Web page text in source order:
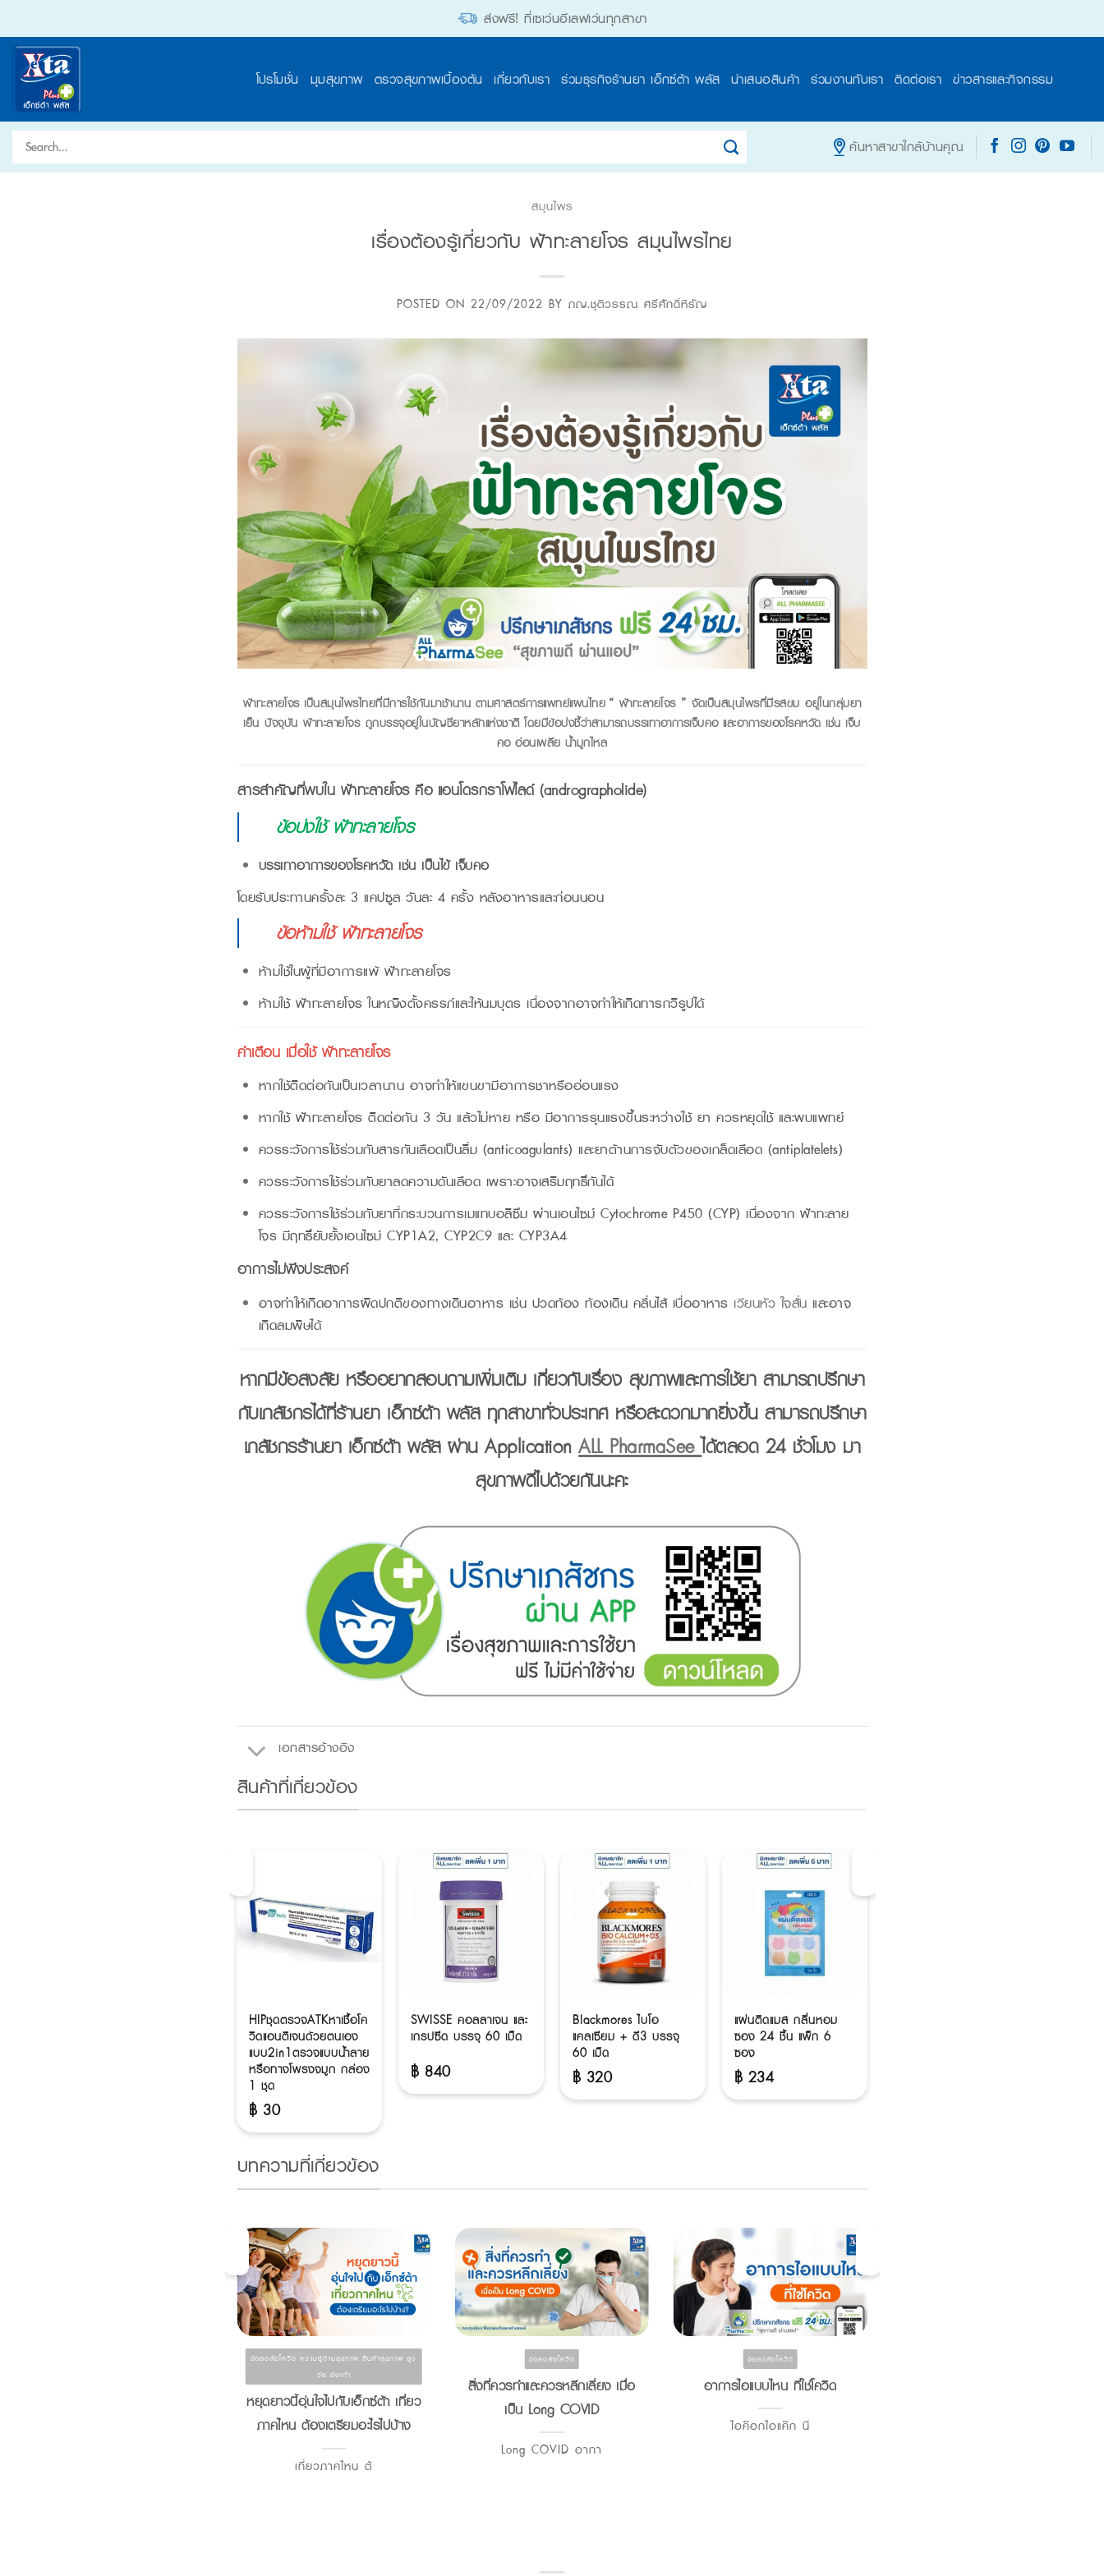
content
ส่งฟรี! ที่เซเว่นอีเลฟเว่นทุกสาขา
โปรโมชั่น มุมสุขภาพ ตรวจสุขภาพเบื้องต้น เกี่ยวกับเรา ร่วมธุรกิจร้านยา เอ็กซ์ต้า พลัส นำเสนอสินค้า ร่วมงานกับเรา ติดต่อเรา ข่าวสารและกิจกรรม
Search
for:
ค้นหาสาขาใกล้บ้านคุณ
สมุนไพร
เรื่องต้องรู้เกี่ยวกับ ฟ้าทะลายโจร สมุนไพรไทย
POSTED ON 22/09/2022 BY ภญ.ชุติวรรณ ศรีศักดิ์หิรัญ
ฟ้าทะลายโจร เป็นสมุนไพรไทยที่มีการใช้กันมาช้านาน ตามศาสตร์การแพทย์แผนไทย “ ฟ้าทะลายโจร ” จัดเป็นสมุนไพรที่มีรสขม อยู่ในกลุ่มยา
เย็น ปัจจุบัน ฟ้าทะลายโจร ถูกบรรจุอยู่ในบัญชียาหลักแห่งชาติ โดยมีข้อบ่งชี้ว่าสามารถบรรเทาอาการเจ็บคอ และอาการของโรคหวัด เช่น เจ็บ
คอ อ่อนเพลีย น้ำมูกไหล
สารสำคัญที่พบใน ฟ้าทะลายโจร คือ แอนโดรกราโฟไลด์ (andrographolide)
ข้อบ่งใช้ ฟ้าทะลายโจร
บรรเทาอาการของโรคหวัด เช่น เป็นไข้ เจ็บคอ
โดยรับประทานครั้งละ 3 แคปซูล วันละ 4 ครั้ง หลังอาหารและก่อนนอน
ข้อห้ามใช้ ฟ้าทะลายโจร
ห้ามใช้ในผู้ที่มีอาการแพ้ ฟ้าทะลายโจร
ห้ามใช้ ฟ้าทะลายโจร ในหญิงตั้งครรภ์และให้นมบุตร เนื่องจากอาจทำให้เกิดทารกวิรูปได้
คำเตือน เมื่อใช้ ฟ้าทะลายโจร
หากใช้ติดต่อกันเป็นเวลานาน อาจทำให้แขนขามีอาการชาหรืออ่อนแรง
หากใช้ ฟ้าทะลายโจร ติดต่อกัน 3 วัน แล้วไม่หาย หรือ มีอาการรุนแรงขึ้นระหว่างใช้ ยา ควรหยุดใช้ และพบแพทย์
ควรระวังการใช้ร่วมกับสารกันเลือดเป็นลิ่ม (anticoagulants) และยาต้านการจับตัวของเกล็ดเลือด (antiplatelets)
ควรระวังการใช้ร่วมกับยาลดความดันเลือด เพราะอาจเสริมฤทธิ์กันได้
ควรระวังการใช้ร่วมกับยาที่กระบวนการเมแทบอลิซึม ผ่านเอนไซม์ Cytochrome P450 (CYP) เนื่องจาก ฟ้าทะลาย
โจร มีฤทธิ์ยับยั้งเอนไซม์ CYP1A2, CYP2C9 และ CYP3A4
อาการไม่พึงประสงค์
อาจทำให้เกิดอาการผิดปกติของทางเดินอาหาร เช่น ปวดท้อง ท้องเดิน คลื่นไส้ เบื่ออาหาร เวียนหัว ใจสั่น และอาจ
เกิดลมพิษได้
หากมีข้อสงสัย หรืออยากสอบถามเพิ่มเติม เกี่ยวกับเรื่อง สุขภาพและการใช้ยา สามารถปรึกษา
กับเภสัชกรได้ที่ร้านยา เอ็กซ์ต้า พลัส ทุกสาขาทั่วประเทศ หรือสะดวกมากยิ่งขึ้น สามารถปรึกษา
เภสัชกรร้านยา เอ็กซ์ต้า พลัส ผ่านApplicationALL PharmaSeeได้ตลอด 24 ชั่วโมง มา
สุขภาพดีไปด้วยกันนะคะ
เอกสารอ้างอิง
สินค้าที่เกี่ยวข้อง
HIPชุดตรวจATKหาเชื้อโค
วิดแอนติเจนด้วยตนเอง
แบบ2in1ตรวจแบบน้ำลาย
หรือทางโพรงจมูก กล่อง
1 ชุด
฿ 30
SWISSE คอลลาเจน และ
เกรปซีด บรรจุ 60 เม็ด
฿ 840
Blackmores ไบโอ
แคลเซียม + ดี3 บรรจุ
60 เม็ด
฿ 320
แผ่นติดแมส กลิ่นหอม
ซอง 24 ชิ้น แพ็ก 6
ซอง
฿ 234
บทความที่เกี่ยวข้อง
ข้อสงสัยโควิด ความรู้ด้านสุขภาพ สินค้าสุขภาพ สูง
วัย ยังเก๋า
หยุดยาวนี้อุ่นใจไปกับเอ็กซ์ต้า เที่ยว
ภาคไหน ต้องเตรียมอะไรไปบ้าง
เที่ยวภาคไหน ต้
ข้อสงสัยโควิด
สิ่งที่ควรทำและควรหลีกเลี่ยง เมื่อ
เป็น Long COVID
Long COVID อากา
ข้อสงสัยโควิด
อาการไอแบบไหน ที่ใช่โควิด
ไอค๊อกไอแค๊ก นี